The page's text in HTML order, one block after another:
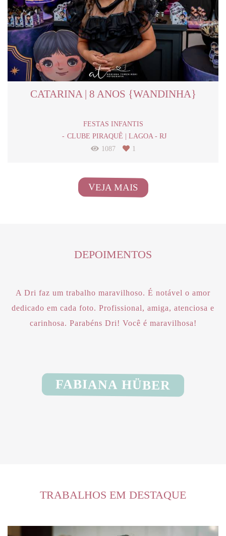
CATARINA | 8 ANOS {WANDINHA}
FESTAS INFANTIS
CLUBE PIRAQUÊ | LAGOA - RJ
1087
1
VEJA MAIS
DEPOIMENTOS
A Dri faz um trabalho maravilhoso. É notável o amor
dedicado em cada foto. Profissional, amiga, atenciosa e
carinhosa. Parabéns Dri! Você é maravilhosa!
FABIANA HÜBER
TRABALHOS EM DESTAQUE